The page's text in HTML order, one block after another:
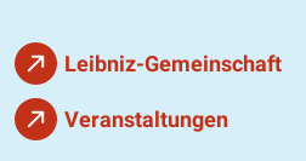
Leibniz-Gemeinschaft
Veranstaltungen